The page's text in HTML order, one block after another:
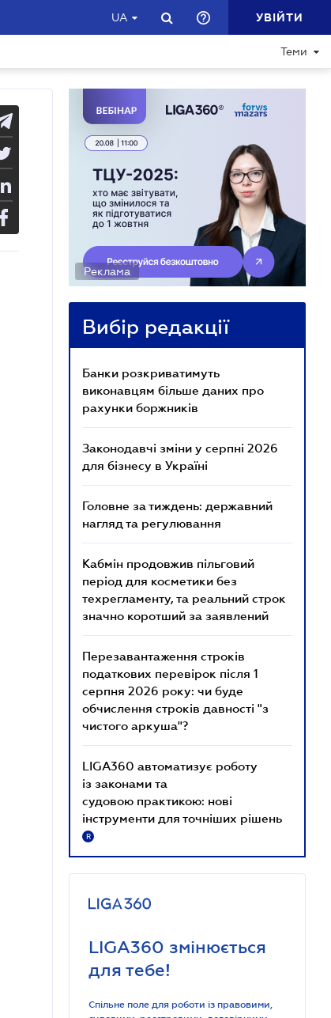
UA УВІЙТИ
Теми
Реклама
Вибір редакції
Банки розкриватимуть
виконавцям більше даних про
рахунки боржників
Законодавчі зміни у серпні 2026
для бізнесу в Україні
Головне за тиждень: державний
нагляд та регулювання
Кабмін продовжив пільговий
період для косметики без
техрегламенту, та реальний строк
значно коротший за заявлений
Перезавантаження строків
податкових перевірок після 1
серпня 2026 року: чи буде
обчислення строків давності "з
чистого аркуша"?
LIGA360 автоматизує роботу
із законами та
судовою практикою: нові
інструменти для точніших рішень
R
LIGA360 змінюється
для тебе!
Спільне поле для роботи із правовими,